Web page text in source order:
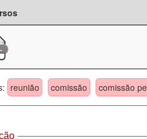
reunião comissão comissão